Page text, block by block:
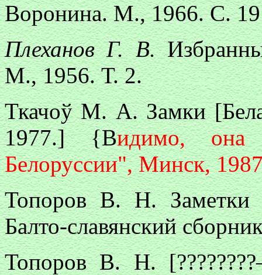
Воронина. М., 1966. С.
Плеханов Г. В.
М., 1956. Т. 2.
Ткачоў М. А. Замки
1977.] {Видимо,
Белоруссии", Минск,
Топоров В. Н. Заметки
Балто-славянский
Топоров В. Н.